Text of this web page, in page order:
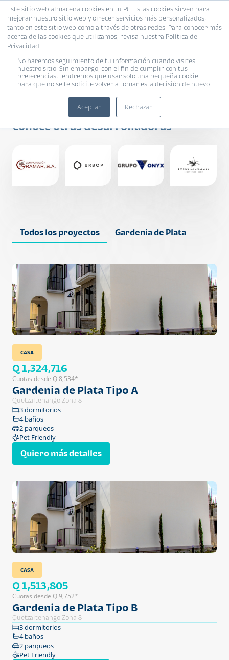
Este sitio web almacena cookies en tu PC. Estas cookies sirven para
mejorar nuestro sitio web y ofrecer servicios más personalizados,
tanto en este sitio web como a través de otras redes. Para conocer más
acerca de las cookies que utilizamos, revisa nuestra Política de
Privacidad.
No haremos seguimiento de tu información cuando visites
nuestro sitio. Sin embargo, con el fin de cumplir con tus
preferencias, tendremos que usar solo una pequeña cookie
para que no se te solicite volver a tomar esta decisión de nuevo.
Aceptar Rechazar
GC DESARROLLOS
E INVERSIONES
Conoce otras desarrolladoras
Todos los proyectos Gardenia de Plata
CASA
Q 1,324,716
Cuotas desde Q 8,534*
Gardenia de Plata Tipo A
Quetzaltenango Zona 8
3 dormitorios
4 baños
2 parqueos
Pet Friendly
Quiero más detalles
CASA
Q 1,513,805
Cuotas desde Q 9,752*
Gardenia de Plata Tipo B
Quetzaltenango Zona 8
3 dormitorios
4 baños
2 parqueos
Pet Friendly